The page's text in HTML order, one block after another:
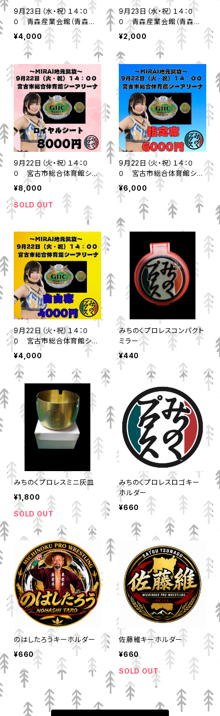
9月23日（水・祝）１４：０
０ 青森産業会館（青森市）
一般自由席
¥4,000
9月23日（水・祝）１４：０
０ 青森産業会館（青森市）
小中高校生自由席
¥2,000
9月22日（火・祝）１４：０
０ 宮古市総合体育館シー
アリーナ ロイヤルシート
¥8,000
SOLD OUT
9月22日（火・祝）１４：０
０ 宮古市総合体育館シー
アリーナ 指定席
¥6,000
9月22日（火・祝）１４：０
０ 宮古市総合体育館シー
アリーナ 自由席
¥4,000
みちのくプロレスコンパクト
ミラー
¥440
みちのくプロレスミニ灰皿
¥1,800
SOLD OUT
みちのくプロレスロゴキー
ホルダー
¥660
のはしたろうキーホルダー
¥660
佐藤維キーホルダー
¥660
SOLD OUT